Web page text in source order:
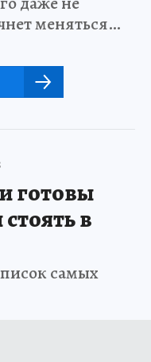
меняться…
готовы
в
самых